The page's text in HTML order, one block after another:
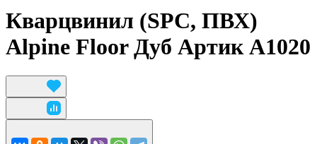
Кварцвинил (SPC, ПВХ)
Alpine Floor Дуб Артик А1020